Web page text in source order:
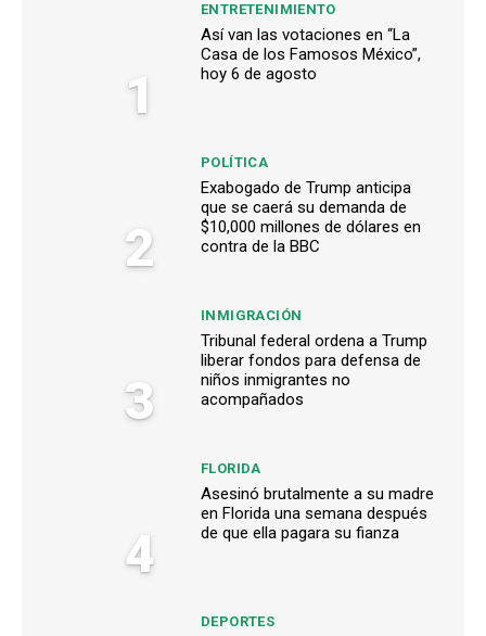
1
ENTRETENIMIENTO
Así van las votaciones en “La
Casa de los Famosos México”,
hoy 6 de agosto
2
POLÍTICA
Exabogado de Trump anticipa
que se caerá su demanda de
$10,000 millones de dólares en
contra de la BBC
3
INMIGRACIÓN
Tribunal federal ordena a Trump
liberar fondos para defensa de
niños inmigrantes no
acompañados
4
FLORIDA
Asesinó brutalmente a su madre
en Florida una semana después
de que ella pagara su fianza
DEPORTES